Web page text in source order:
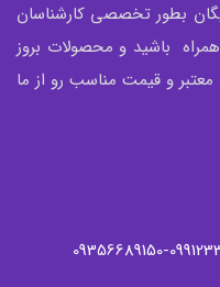
بطور تخصصی کارشناسان
باشید و محصولات بروز
و قیمت مناسب رو از ما